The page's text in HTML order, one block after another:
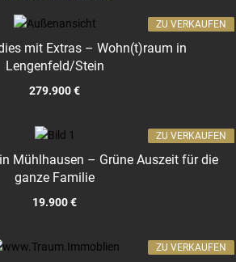
mit Extras – Wohn(t)raum in
Lengenfeld/Stein
279.900 €
ZU VERKAUFEN
Mühlhausen – Grüne Auszeit für die
ganze Familie
19.900 €
ZU VERKAUFEN
ZU VERKAUFEN